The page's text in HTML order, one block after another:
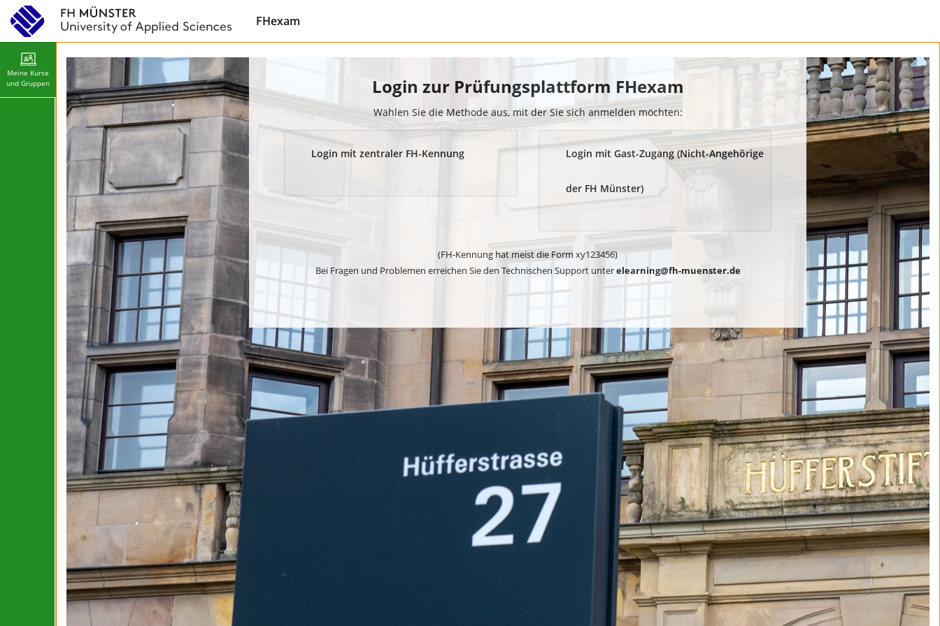
FHexam
Meine Kurse
und Gruppen
Login zur Prüfungsplattform FHexam
Wählen Sie die Methode aus, mit der Sie sich anmelden möchten:
Login mit zentraler FH-Kennung Login mit Gast-Zugang (Nicht-Angehörige
der FH Münster)
(FH-Kennung hat meist die Form xy123456)
Bei Fragen und Problemen erreichen Sie den Technischen Support unterelearning@fh-muenster.de